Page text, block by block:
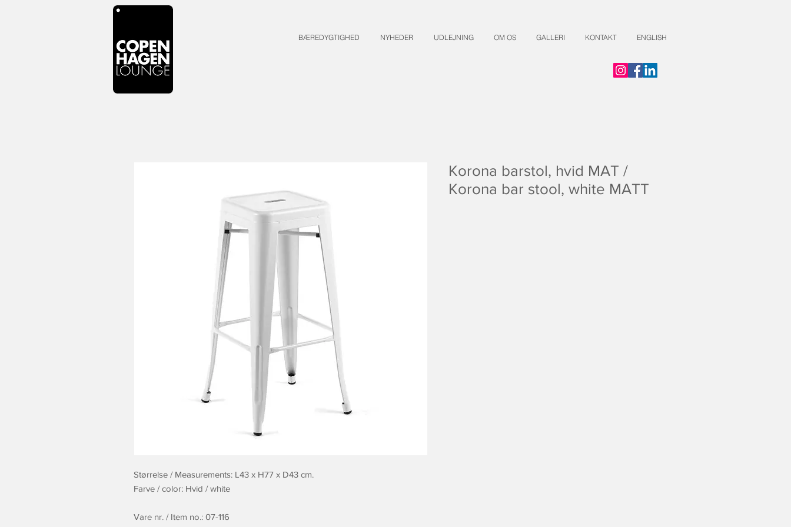
BÆREDYGTIGHED NYHEDER UDLEJNING OM OS GALLERI KONTAKT ENGLISH
Størrelse / Measurements: L43 x H77 x D43 cm.
Farve / color: Hvid / white
Vare nr. / Item no.: 07-116
Korona barstol, hvid MAT /
Korona bar stool, white MATT